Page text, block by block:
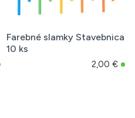
Farebné slamky Stavebnica
10 ks
2,00 €